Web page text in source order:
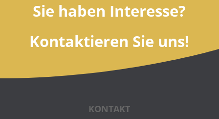
Sie haben Interesse?
Kontaktieren Sie uns!
KONTAKT